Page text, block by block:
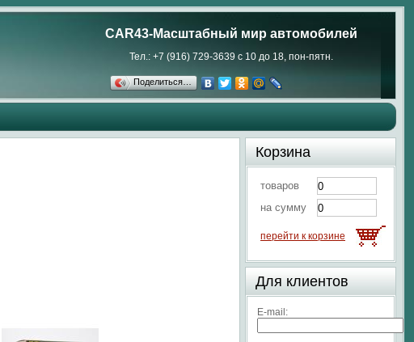
CAR43-Масштабный мир автомобилей
Тел.: +7 (916) 729-3639 с 10 до 18, пон-пятн.
Поделиться…
Корзина
товаров
на сумму
перейти к корзине
Для клиентов
E-mail: